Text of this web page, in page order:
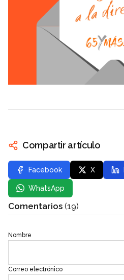
Compartir artículo
Facebook X
WhatsApp
Comentarios (19)
Nombre
Correo electrónico